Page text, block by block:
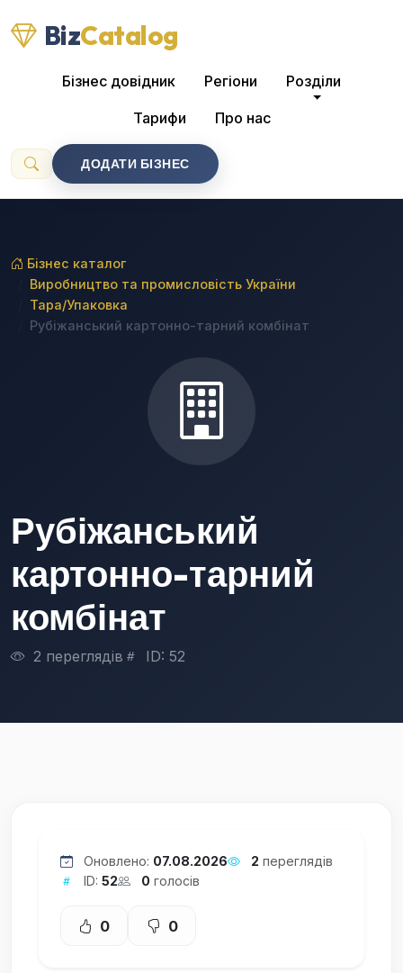
BizCatalog
Бізнес довідник Регіони Розділи
Тарифи Про нас
ДОДАТИ БІЗНЕС
Бізнес каталог
Виробництво та промисловість України
Тара/Упаковка
Рубіжанський картонно-тарний комбінат
Рубіжанський
картонно-тарний
комбінат
2 переглядів ID: 52
Оновлено: 07.08.2026 2 переглядів
ID: 52 0 голосів
0 0